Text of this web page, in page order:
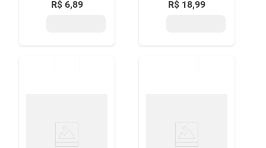
R$ 6,89
R$ 18,99